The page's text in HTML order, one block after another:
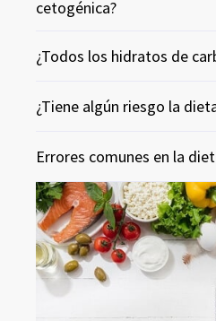
cetogénica?
¿Todos los hidratos de
¿Tiene algún riesgo la
Errores comunes en la